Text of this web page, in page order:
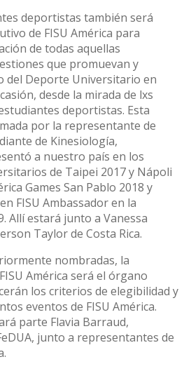
deportistas también será
de FISU América para
de todas aquellas
que promuevan y
del Deporte Universitario en
desde la mirada de lxs
deportistas. Esta
por la representante de
de Kinesiología,
a nuestro país en los
de Taipei 2017 y Nápoli
Games San Pablo 2018 y
FISU Ambassador en la
Allí estará junto a Vanessa
Taylor de Costa Rica.
nombradas, la
América será el órgano
los criterios de elegibilidad y
eventos de FISU América.
parte Flavia Barraud,
junto a representantes de